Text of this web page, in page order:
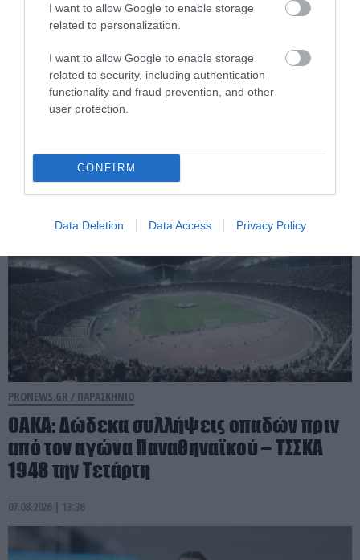
I want to allow Google to enable storage
related to personalization.
I want to allow Google to enable storage
related to security, including authentication
functionality and fraud prevention, and other
user protection.
CONFIRM
Data Deletion Data Access Privacy Policy
PRONEWS.GR /ΠΑΡΑΣΚΗΝΙΟ
Μάριος Ηλιόπουλος σε Λόβρο Μάγερ:
07.08.2026 | 14:58
PRONEWS.GR / ΠΑΡΑΣΚΗΝΙΟ
ΟΑΚΑ: Δώδεκα συλλήψεις οπαδών πριν
από τον αγώνα Παναθηναϊκού – ΤΣΣΚΑ
1948 την Τετάρτη
07.08.2026 | 13:36